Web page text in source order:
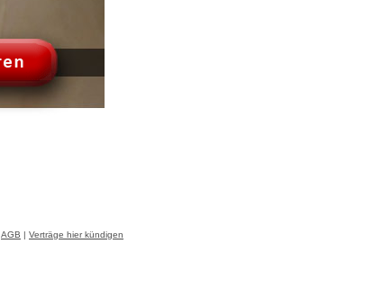
AGB | Verträge hier kündigen